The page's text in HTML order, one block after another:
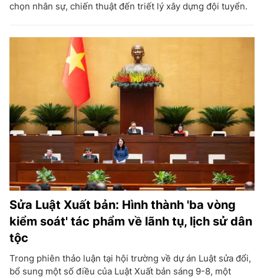
chọn nhân sự, chiến thuật đến triết lý xây dựng đội tuyển.
Sửa Luật Xuất bản: Hình thành 'ba vòng
kiểm soát' tác phẩm về lãnh tụ, lịch sử dân
tộc
Trong phiên thảo luận tại hội trường về dự án Luật sửa đổi,
bổ sung một số điều của Luật Xuất bản sáng 9-8, một